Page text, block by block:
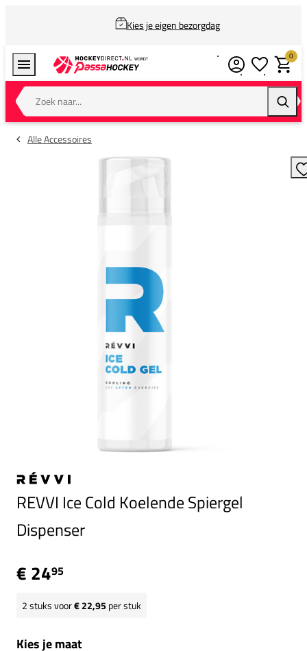
Kies je eigen bezorgdag
Zoek naar...
0
Alle Accessoires
REVVI Ice Cold Koelende Spiergel
Dispenser
€ 2495
2stuks voor€ 22,95 per stuk
Kies je maat